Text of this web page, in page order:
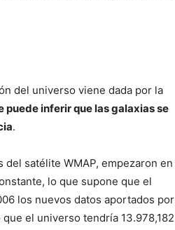
del universo viene dada por la
puede inferir que las galaxias se
.
satélite WMAP, empezaron en
lo que supone que el
los nuevos datos aportados por
el universo tendría 13.978,182